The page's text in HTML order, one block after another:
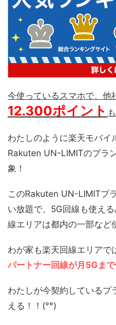
今使っているスマホで、他
12.300ポイント
わたしのように楽天モバイ
Rakuten UN-LIMITのプラ
象！
このRakuten UN-LIMITプ
い放題で、5G回線も使え
線エリアは都内の一部など
わが家も楽天回線エリアで
パートナー回線が月5Gま
わたしが今契約しているプ
える！！(°°)